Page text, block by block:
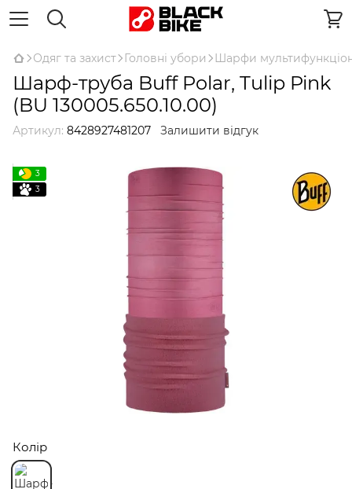
Одяг та захист Головні убори Шарфи
Шарф-труба Buff Polar, Tulip Pink
(BU 130005.650.10.00)
Артикул: 8428927481207 Залишити відгук
3
3
Колір